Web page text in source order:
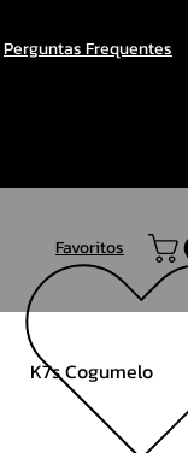
Perguntas Frequentes
Favoritos
K7s Cogumelo